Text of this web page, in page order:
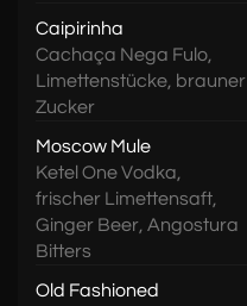
Caipirinha
Cachaça Nega Fulo,
Limettenstücke, brauner
Zucker
Moscow Mule
Ketel One Vodka,
frischer Limettensaft,
Ginger Beer, Angostura
Bitters
Old Fashioned